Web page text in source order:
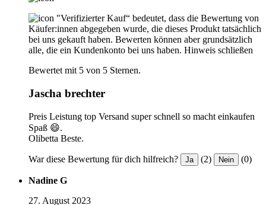
"Verifizierter Kauf“ bedeutet, dass die Bewertung von
Käufer:innen abgegeben wurde, die dieses Produkt tatsächlich
bei uns gekauft haben. Bewerten können aber grundsätzlich
alle, die ein Kundenkonto bei uns haben. Hinweis schließen
Bewertet mit 5 von 5 Sternen.
Jascha brechter
Preis Leistung top Versand super schnell so macht einkaufen
Spaß 😄.
Olibetta Beste.
War diese Bewertung für dich hilfreich? Ja (2) Nein (0)
Nadine G
27. August 2023